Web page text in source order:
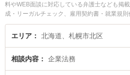
料やWEB面談に対応している弁護士なども掲
成・リーガルチェック、雇用契約書・就業規
み検索もでき便利です。特に弁護士法人ALG
上 満里奈弁護士や札幌北商標法律事務所の川
護士に相談したい』『企業法務のトラブル解
索したい』『初回相談無料で企業法務を法律
エリア 北海道、札幌市北区
相談内容 企業法務